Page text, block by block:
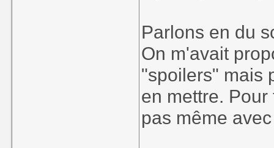
Parlons en du
On m'avait
"spoilers" mais
en mettre.
pas même